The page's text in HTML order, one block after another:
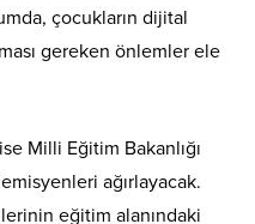
çocukların dijital
gereken önlemler ele
Milli Eğitim Bakanlığı
ağırlayacak.
eğitim alanındaki